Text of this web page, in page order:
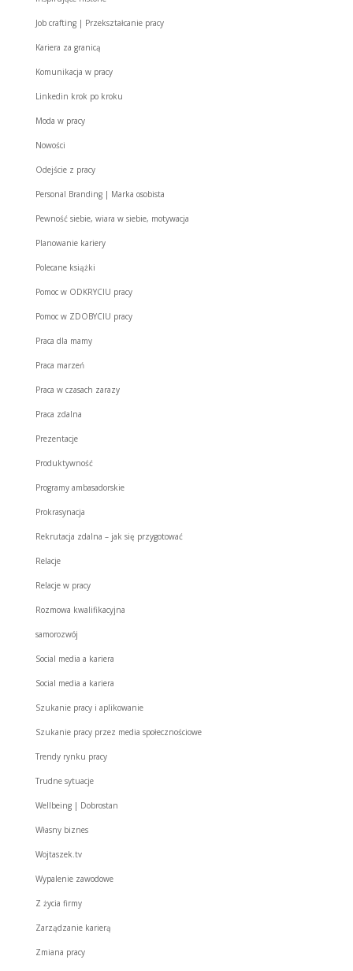
Job crafting | Przekształcanie pracy
Kariera za granicą
Komunikacja w pracy
Linkedin krok po kroku
Moda w pracy
Nowości
Odejście z pracy
Personal Branding | Marka osobista
Pewność siebie, wiara w siebie, motywacja
Planowanie kariery
Polecane książki
Pomoc w ODKRYCIU pracy
Pomoc w ZDOBYCIU pracy
Praca dla mamy
Praca marzeń
Praca w czasach zarazy
Praca zdalna
Prezentacje
Produktywność
Programy ambasadorskie
Prokrasynacja
Rekrutacja zdalna – jak się przygotować
Relacje
Relacje w pracy
Rozmowa kwalifikacyjna
samorozwój
Social media a kariera
Social media a kariera
Szukanie pracy i aplikowanie
Szukanie pracy przez media społecznościowe
Trendy rynku pracy
Trudne sytuacje
Wellbeing | Dobrostan
Własny biznes
Wojtaszek.tv
Wypalenie zawodowe
Z życia firmy
Zarządzanie karierą
Zmiana pracy